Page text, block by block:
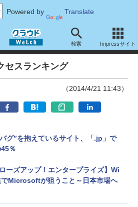
Powered by Translate
検索 Impressサイト
セスランキング
（2014/4/21 11:43）
グ”を抱えているサイト、「.jp」で
％
ーズアップ！エンタープライズ】Wi
Microsoftが狙うこと～日本市場へ